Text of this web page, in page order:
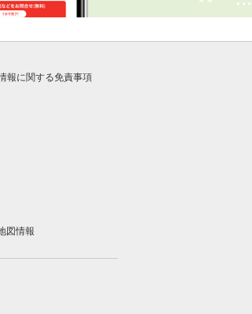
報に関する免責事項
図情報